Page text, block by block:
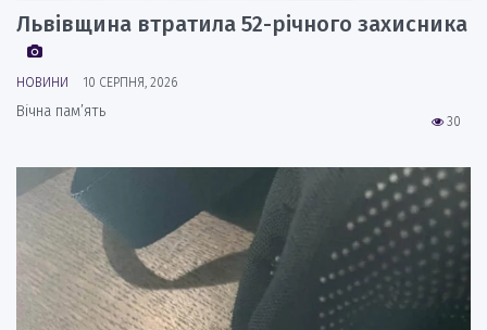
Львівщина втратила 52-річного захисника
НОВИНИ 10 СЕРПНЯ, 2026
30
Вічна пам’ять